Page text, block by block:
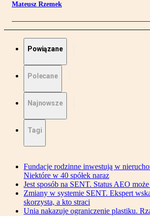
Mateusz Rzemek
Powiązane
Polecane
Najnowsze
Tagi
Fundacje rodzinne inwestują w
Niektóre w 40 spółek naraz
Jest sposób na SENT. Status AEO
Zmiany w systemie SENT. Ekspert
skorzysta, a kto straci
Unia nakazuje ograniczenie plastiku.